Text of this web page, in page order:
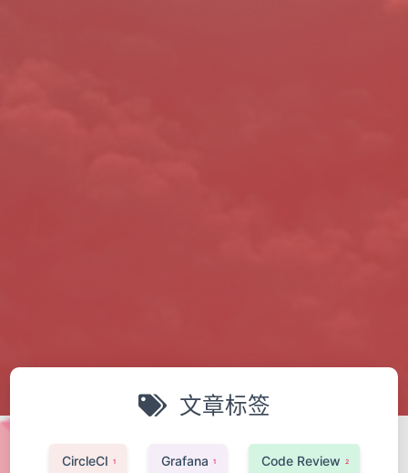
文章标签
CircleCI 1 Grafana 1 Code Review 2